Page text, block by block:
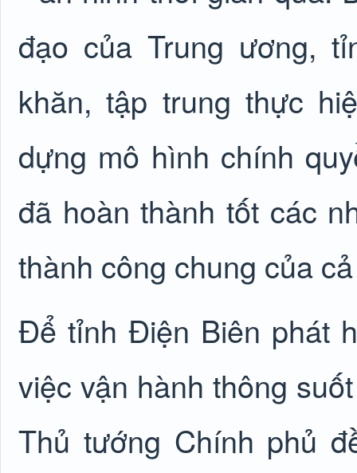
đạo của Trung ương,
khăn, tập trung thực
dựng mô hình chính
đã hoàn thành tốt các
thành công chung của
Để tỉnh Điện Biên phát
việc vận hành thông
Thủ tướng Chính phủ